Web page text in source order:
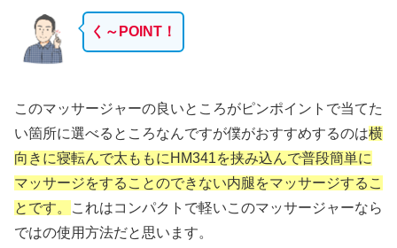
く～POINT！
このマッサージャーの良いところがピンポイントで当てた
い箇所に選べるところなんですが僕がおすすめするのは横
向きに寝転んで太ももにHM341を挟み込んで普段簡単に
マッサージをすることのできない内腿をマッサージするこ
とです。
これはコンパクトで軽いこのマッサージャーなら
ではの使用方法だと思います。